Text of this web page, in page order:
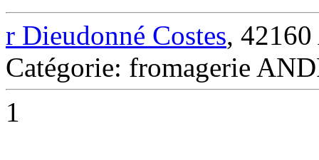
r Dieudonné Costes,
Catégorie: fromagerie
1